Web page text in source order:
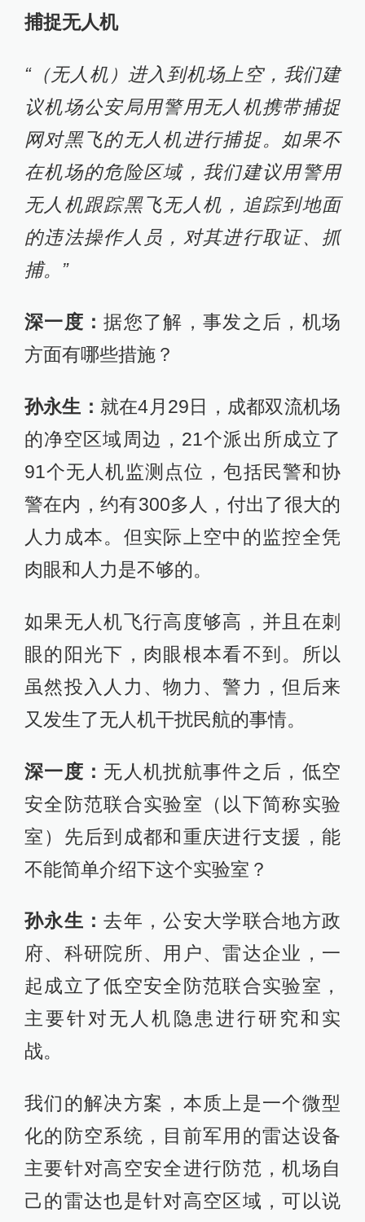
捕捉无人机
“（无人机）进入到机场上空，我们建
议机场公安局用警用无人机携带捕捉
网对黑飞的无人机进行捕捉。如果不
在机场的危险区域，我们建议用警用
无人机跟踪黑飞无人机，追踪到地面
的违法操作人员，对其进行取证、抓
捕。”
深一度：据您了解，事发之后，机场
方面有哪些措施？
孙永生： 就在4月29日，成都双流机场
的净空区域周边，21个派出所成立了
91个无人机监测点位，包括民警和协
警在内，约有300多人，付出了很大的
人力成本。但实际上空中的监控全凭
肉眼和人力是不够的。
如果无人机飞行高度够高，并且在刺
眼的阳光下，肉眼根本看不到。所以
虽然投入人力、物力、警力，但后来
又发生了无人机干扰民航的事情。
深一度： 无人机扰航事件之后，低空
安全防范联合实验室（以下简称实验
室）先后到成都和重庆进行支援，能
不能简单介绍下这个实验室？
孙永生：去年，公安大学联合地方政
府、科研院所、用户、雷达企业，一
起成立了低空安全防范联合实验室，
主要针对无人机隐患进行研究和实
战。
我们的解决方案，本质上是一个微型
化的防空系统，目前军用的雷达设备
主要针对高空安全进行防范，机场自
己的雷达也是针对高空区域，可以说